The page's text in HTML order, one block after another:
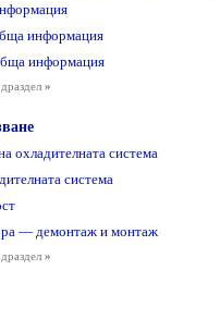
информация
информация
»
охладителната система
система
— демонтаж и монтаж
»